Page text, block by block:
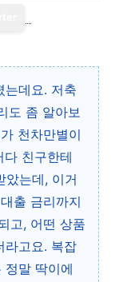
는데요. 저축
도 좀 알아보
천차만별이
친구한테
는데, 이거
출 금리까지
고, 어떤 상품
라고요. 복잡
정말 딱이에